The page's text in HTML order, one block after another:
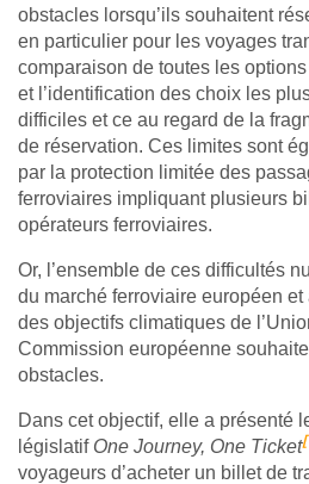
obstacles lorsqu’ils souhaitent
en particulier pour les voyages
comparaison de toutes les
et l’identification des choix les
difficiles et ce au regard de la
de réservation. Ces limites sont
par la protection limitée des
ferroviaires impliquant plusieurs
opérateurs ferroviaires.
Or, l’ensemble de ces difficultés
du marché ferroviaire européen
des objectifs climatiques de
Commission européenne
obstacles.
Dans cet objectif, elle a présenté
législatif One Journey, One Ticket
voyageurs d’acheter un billet de